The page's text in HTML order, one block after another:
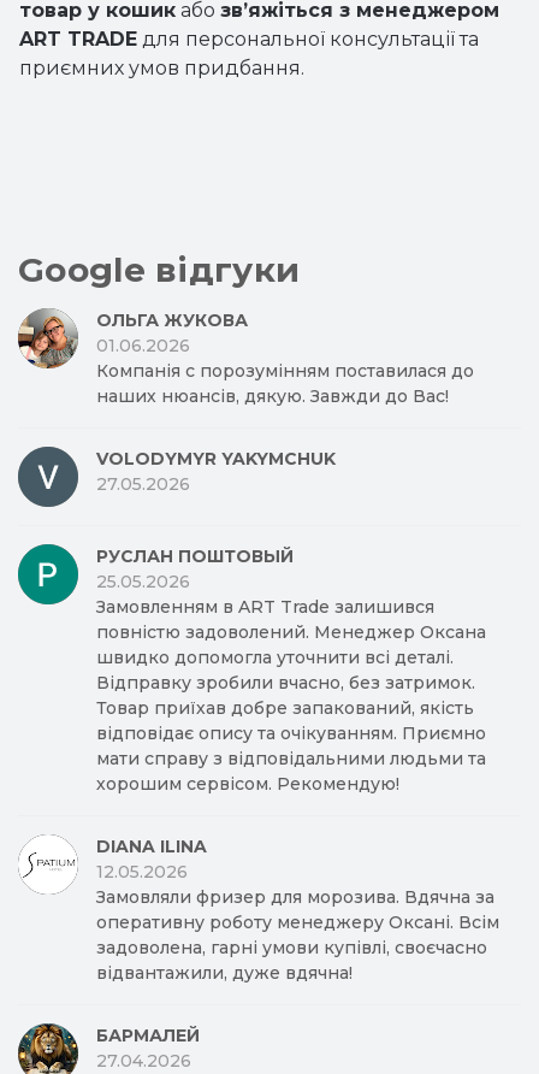
товар у кошик або зв’яжіться з менеджером
ART TRADE для персональної консультації та
приємних умов придбання.
Google відгуки
ОЛЬГА ЖУКОВА
01.06.2026
Компанія с порозумінням поставилася до
наших нюансів, дякую. Завжди до Вас!
VOLODYMYR YAKYMCHUK
27.05.2026
РУСЛАН ПОШТОВЫЙ
25.05.2026
Замовленням в ART Trade залишився
повністю задоволений. Менеджер Оксана
швидко допомогла уточнити всі деталі.
Відправку зробили вчасно, без затримок.
Товар приїхав добре запакований, якість
відповідає опису та очікуванням. Приємно
мати справу з відповідальними людьми та
хорошим сервісом. Рекомендую!
DIANA ILINA
12.05.2026
Замовляли фризер для морозива. Вдячна за
оперативну роботу менеджеру Оксані. Всім
задоволена, гарні умови купівлі, своєчасно
відвантажили, дуже вдячна!
БАРМАЛЕЙ
27.04.2026